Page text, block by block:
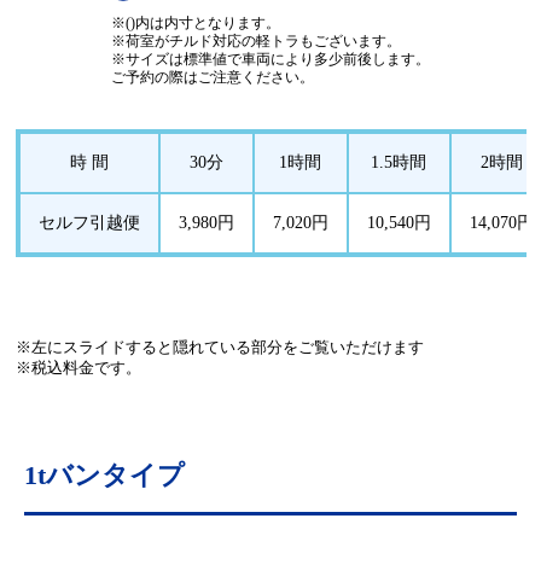
※()内は内寸となります。
※荷室がチルド対応の軽トラもございます。
※サイズは標準値で車両により多少前後します。
ご予約の際はご注意ください。
時 間 30分 1時間 1.5時間 2時間
セルフ引越便 3,980円 7,020円 10,540円 14,070円
※左にスライドすると隠れている部分をご覧いただけます
※税込料金です。
1tバンタイプ